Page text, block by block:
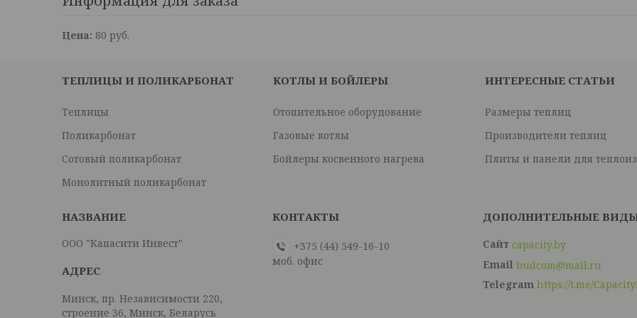
Цена: 80 руб.
ТЕПЛИЦЫ И ПОЛИКАРБОНАТ
Теплицы
Поликарбонат
Сотовый поликарбонат
Монолитный поликарбонат
КОТЛЫ И БОЙЛЕРЫ
Отопительное оборудование
Газовые котлы
Бойлеры косвенного нагрева
ИНТЕРЕСНЫЕ СТАТЬИ
Размеры теплиц
Производители теплиц
Плиты и панели для
ООО "Капасити Инвест"
Минск, пр. Независимости 220,
строение 36, Минск, Беларусь
+375 (44) 549-16-10
моб. офис
capacity.by
budcom@mail.ru
Telegram https://t.me/